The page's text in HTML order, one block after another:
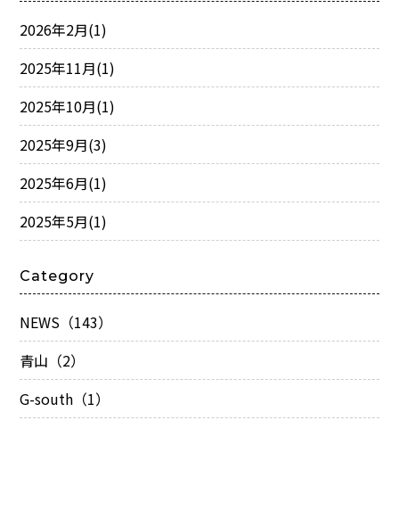
2026年2月(1)
2025年11月(1)
2025年10月(1)
2025年9月(3)
2025年6月(1)
2025年5月(1)
Category
NEWS（143）
青山（2）
G-south（1）